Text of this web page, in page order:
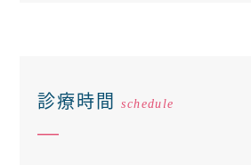
診療時間schedule
━